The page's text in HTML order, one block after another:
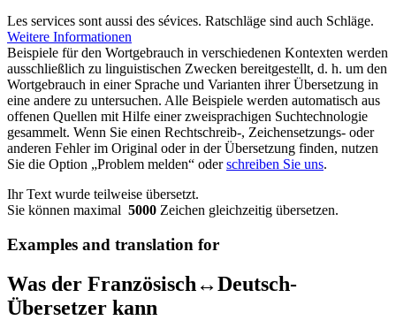
Les services sont aussi des sévices. Ratschläge sind auch Schläge.
Weitere Informationen
Beispiele für den Wortgebrauch in verschiedenen Kontexten werden
ausschließlich zu linguistischen Zwecken bereitgestellt, d. h. um den
Wortgebrauch in einer Sprache und Varianten ihrer Übersetzung in
eine andere zu untersuchen. Alle Beispiele werden automatisch aus
offenen Quellen mit Hilfe einer zweisprachigen Suchtechnologie
gesammelt. Wenn Sie einen Rechtschreib-, Zeichensetzungs- oder
anderen Fehler im Original oder in der Übersetzung finden, nutzen
Sie die Option „Problem melden“ oderschreiben Sie uns.
Ihr Text wurde teilweise übersetzt.
Sie können maximal 5000 Zeichen gleichzeitig übersetzen.
Examples and translation for
Was der Französisch↔Deutsch-
Übersetzer kann